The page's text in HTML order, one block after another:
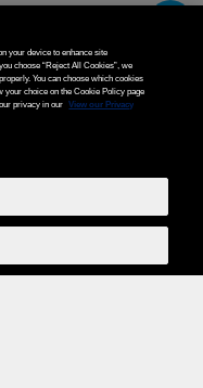
your device to enhance site
choose “Reject All Cookies”, we
You can choose which cookies
your choice on the Cookie Policy page
privacy in our
View our Privacy